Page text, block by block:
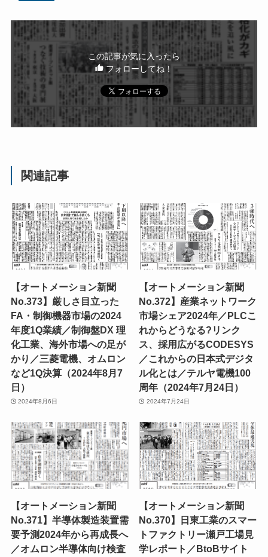
この記事が気に入ったら
フォローしてね！
関連記事
【オートメーション新聞
No.373】厳しさ目立った
FA・制御機器市場の2024
年度1Q業績／制御盤DX 理
化工業、海外市場への足が
かり／三菱電機、オムロン
など1Q決算（2024年8月7
日）
2024年8月6日
【オートメーション新聞
No.372】産業ネットワーク
市場シェア2024年／PLCこ
れからどうなる?リンク
ス、採用広がるCODESYS
／これからの日本式デジタ
ル化とは／テルヤ電機100
周年（2024年7月24日）
2024年7月24日
【オートメーション新聞
No.371】半導体製造装置需
要予測2024年から再成長へ
／オムロン半導体向け検査
【オートメーション新聞
No.370】日東工業のスマー
トファクトリー瀬戸工場見
学レポート／BtoBサイト